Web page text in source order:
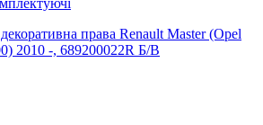
права Renault Master (Opel
2010 -, 689200022R Б/В